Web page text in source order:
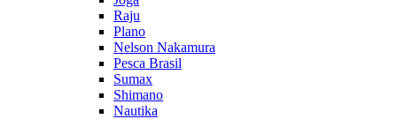
Raju
Plano
Nelson Nakamura
Pesca Brasil
Sumax
Shimano
Nautika